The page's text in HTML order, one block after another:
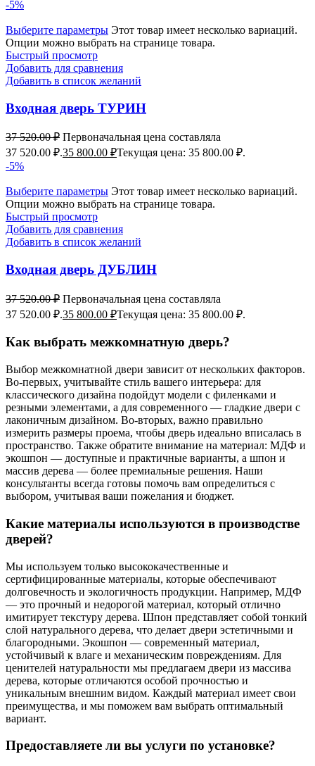
-5%
Выберите параметры Этот товар имеет несколько вариаций.
Опции можно выбрать на странице товара.
Быстрый просмотр
Добавить для сравнения
Добавить в список желаний
Входная дверь ТУРИН
37 520.00₽ Первоначальная цена составляла
37 520.00 ₽.35 800.00 ₽Текущая цена: 35 800.00 ₽.
-5%
Выберите параметры Этот товар имеет несколько вариаций.
Опции можно выбрать на странице товара.
Быстрый просмотр
Добавить для сравнения
Добавить в список желаний
Входная дверь ДУБЛИН
37 520.00₽ Первоначальная цена составляла
37 520.00 ₽.35 800.00 ₽Текущая цена: 35 800.00 ₽.
Как выбрать межкомнатную дверь?
Выбор межкомнатной двери зависит от нескольких факторов.
Во-первых, учитывайте стиль вашего интерьера: для
классического дизайна подойдут модели с филенками и
резными элементами, а для современного — гладкие двери с
лаконичным дизайном. Во-вторых, важно правильно
измерить размеры проема, чтобы дверь идеально вписалась в
пространство. Также обратите внимание на материал: МДФ и
экошпон — доступные и практичные варианты, а шпон и
массив дерева — более премиальные решения. Наши
консультанты всегда готовы помочь вам определиться с
выбором, учитывая ваши пожелания и бюджет.
Какие материалы используются в производстве
дверей?
Мы используем только высококачественные и
сертифицированные материалы, которые обеспечивают
долговечность и экологичность продукции. Например, МДФ
— это прочный и недорогой материал, который отлично
имитирует текстуру дерева. Шпон представляет собой тонкий
слой натурального дерева, что делает двери эстетичными и
благородными. Экошпон — современный материал,
устойчивый к влаге и механическим повреждениям. Для
ценителей натуральности мы предлагаем двери из массива
дерева, которые отличаются особой прочностью и
уникальным внешним видом. Каждый материал имеет свои
преимущества, и мы поможем вам выбрать оптимальный
вариант.
Предоставляете ли вы услуги по установке?